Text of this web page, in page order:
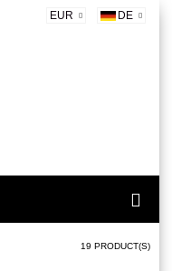
EUR DE
19 PRODUCT(S)